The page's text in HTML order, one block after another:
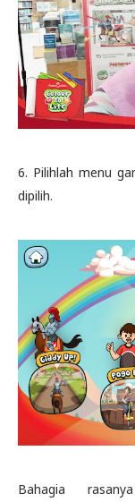
6. Pilihlah menu
dipilih.
Bahagia